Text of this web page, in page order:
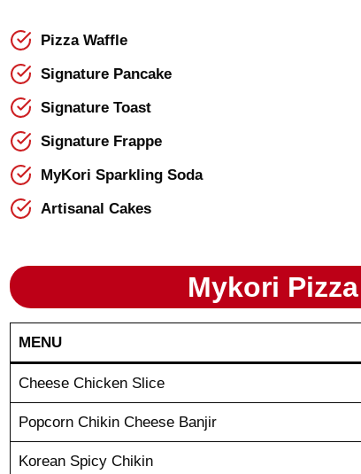
Pizza Waffle
Signature Pancake
Signature Toast
Signature Frappe
MyKori Sparkling Soda
Artisanal Cakes
Mykori
MENU
Cheese Chicken Slice
Popcorn Chikin Cheese Banjir
Korean Spicy Chikin